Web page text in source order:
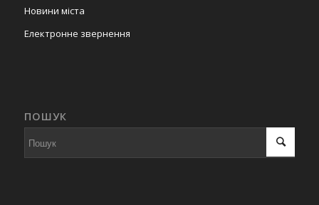
Новини міста
Електронне звернення
ПОШУК